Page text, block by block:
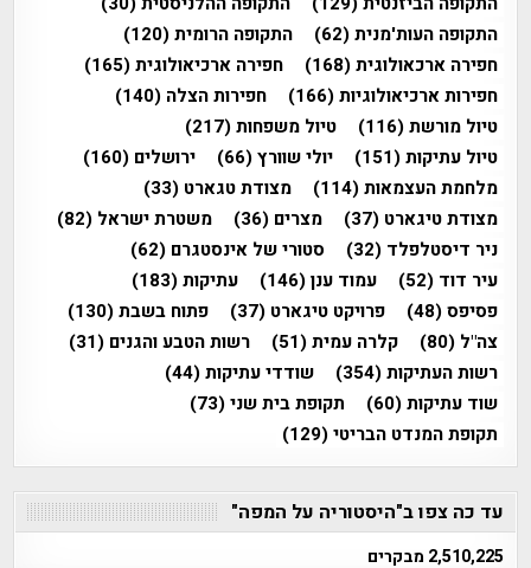
התקופה העות'מנית(62) התקופה הרומית(120)
חפירה ארכאולוגית(168) חפירה ארכיאולוגית(165)
חפירות ארכיאולוגיות(166) חפירות הצלה (140)
טיול מורשת(116) טיול משפחות(217)
טיול עתיקות(151) יולי שוורץ(66) ירושלים (160)
מלחמת העצמאות(114) מצודת טגארט (33)
מצודת טיגארט (37) מצרים (36) משטרת ישראל (82)
ניר דיסטלפלד (32) סטורי של אינסטגרם (62)
עיר דוד (52) עמוד ענן(146) עתיקות(183)
פסיפס(48) פרויקט טיגארט (37) פתוח בשבת(130)
צה"ל (80) קלרה עמית(51) רשות הטבע והגנים (31)
רשות העתיקות(354) שודדי עתיקות(44)
שוד עתיקות(60) תקופת בית שני(73)
תקופת המנדט הבריטי(129)
עד כה צפו ב"היסטוריה על המפה"
2,510,225 מבקרים